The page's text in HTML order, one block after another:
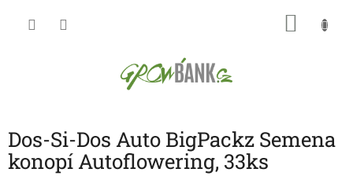
Dos-Si-Dos Auto BigPackz Semena
konopí Autoflowering, 33ks